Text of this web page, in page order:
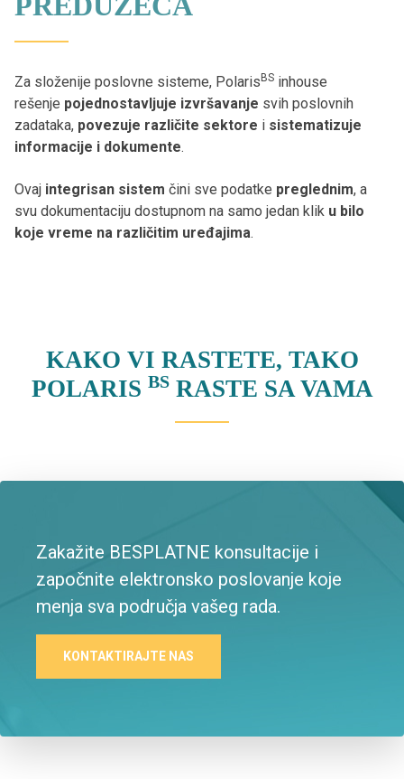
Za složenije poslovne sisteme, Polaris BS inhouse
rešenje pojednostavljuje izvršavanje svih poslovnih
zadataka, povezuje različite sektore i sistematizuje
informacije i dokumente.
Ovaj integrisan sistem čini sve podatke preglednim, a
svu dokumentaciju dostupnom na samo jedan klik u bilo
koje vreme na različitim uređajima.
KAKO VI RASTETE, TAKO
POLARIS BSRASTE SA VAMA
Zakažite BESPLATNE konsultacije i
započnite elektronsko poslovanje koje
menja sva područja vašeg rada.
KONTAKTIRAJTE NAS